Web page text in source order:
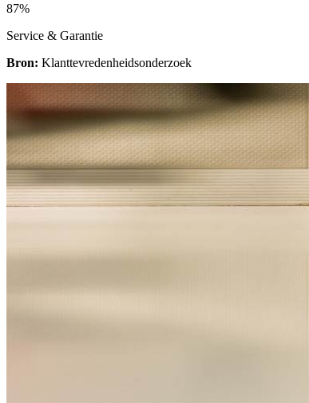
87%
Service & Garantie
Bron: Klanttevredenheidsonderzoek